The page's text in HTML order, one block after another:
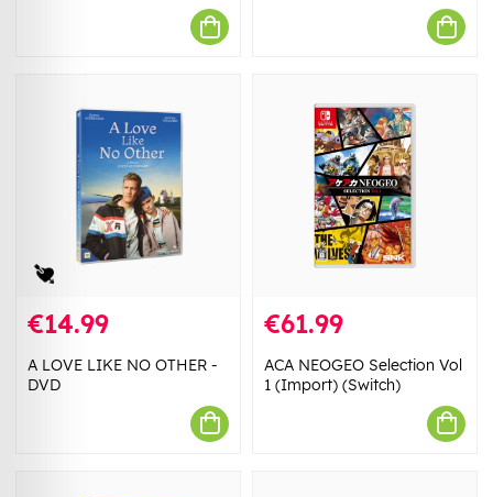
€14.99
A LOVE LIKE NO OTHER -
DVD
€61.99
ACA NEOGEO Selection Vol
1 (Import) (Switch)